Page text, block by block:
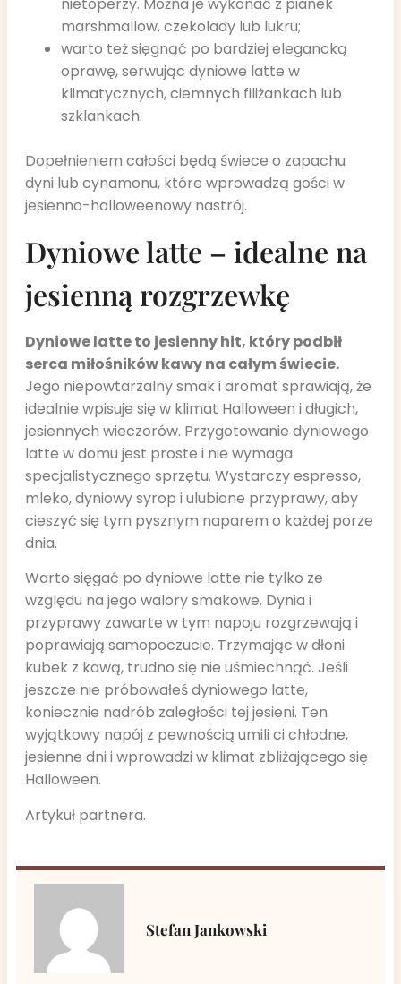
nietoperzy. Można je wykonać z pianek
marshmallow, czekolady lub lukru;
warto też sięgnąć po bardziej elegancką
oprawę, serwując dyniowe latte w
klimatycznych, ciemnych filiżankach lub
szklankach.
Dopełnieniem całości będą świece o zapachu
dyni lub cynamonu, które wprowadzą gości w
jesienno-halloweenowy nastrój.
Dyniowe latte – idealne na
jesienną rozgrzewkę
Dyniowe latte to jesienny hit, który podbił
serca miłośników kawy na całym świecie.
Jego niepowtarzalny smak i aromat sprawiają, że
idealnie wpisuje się w klimat Halloween i długich,
jesiennych wieczorów. Przygotowanie dyniowego
latte w domu jest proste i nie wymaga
specjalistycznego sprzętu. Wystarczy espresso,
mleko, dyniowy syrop i ulubione przyprawy, aby
cieszyć się tym pysznym naparem o każdej porze
dnia.
Warto sięgać po dyniowe latte nie tylko ze
względu na jego walory smakowe. Dynia i
przyprawy zawarte w tym napoju rozgrzewają i
poprawiają samopoczucie. Trzymając w dłoni
kubek z kawą, trudno się nie uśmiechnąć. Jeśli
jeszcze nie próbowałeś dyniowego latte,
koniecznie nadrób zaległości tej jesieni. Ten
wyjątkowy napój z pewnością umili ci chłodne,
jesienne dni i wprowadzi w klimat zbliżającego się
Halloween.
Artykuł partnera.
Stefan Jankowski